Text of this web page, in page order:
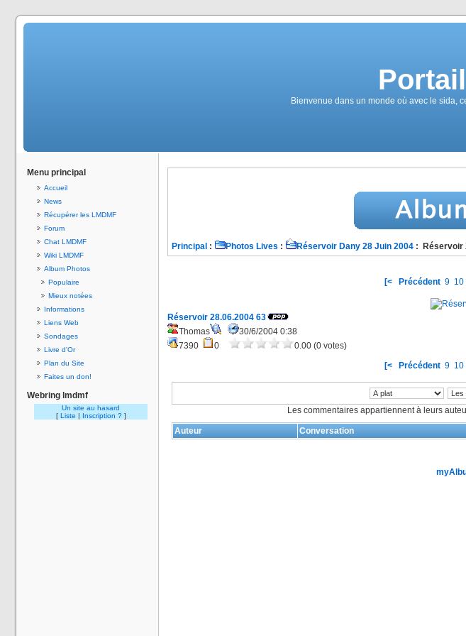
Bienvenue dans un monde où avec le sida,
Menu principal
Accueil
News
Récupérer les LMDMF
Forum
Chat LMDMF
Wiki LMDMF
Album Photos
Populaire
Mieux notées
Informations
Liens Web
Sondages
Livre d'Or
Plan du Site
Faites un don!
Webring lmdmf
Un site au hasard
[ Liste | Inscription ? ]
Principal : Photos Lives : Réservoir Dany 28 Juin 2004 : Réservoir
[< Précédent 9 10
Réservoir 28.06.2004 63
Thomas
30/6/2004 0:38
7390
0
0.00 (0 votes)
[<
Précédent 9 10
Les commentaires appartiennent à leurs
Auteur Conversation